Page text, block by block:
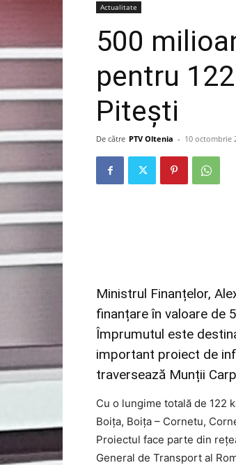
Actualitate
500
pentru
Pitești
De către PTV Oltenia - 10 octombrie
Ministrul Finanțelor,
finanțare în valoare de
Împrumutul este
important proiect de
traversează Munții
Cu o lungime totală de 122
Boița, Boița – Cornetu,
Proiectul face parte din
General de Transport al